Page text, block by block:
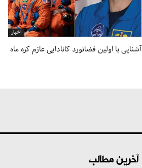
اخبار
آشنایی با اولین فضانورد کانادایی عازم کره ماه
آخرین مطالب